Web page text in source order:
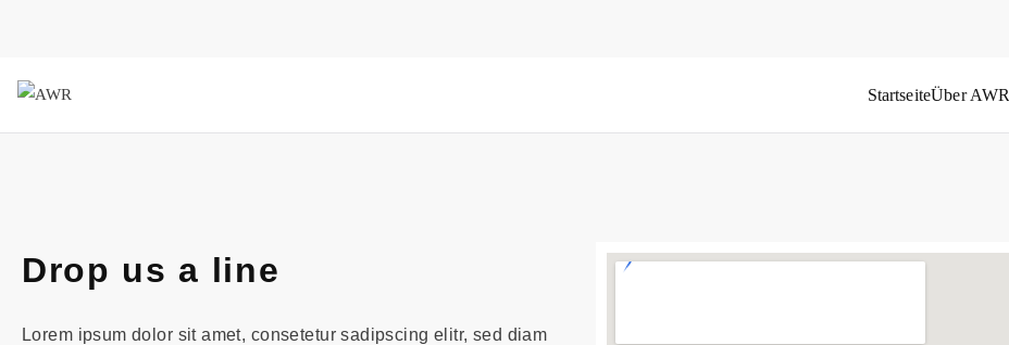
AWR
StartseiteÜber AWR
Drop us a line
Lorem ipsum dolor sit amet, consetetur sadipscing elitr, sed diam